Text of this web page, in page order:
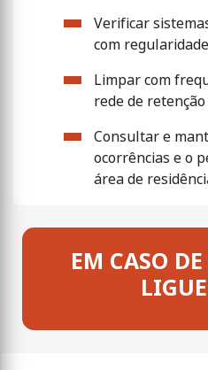
Verificar
com
Limpar com
rede de
Consultar e
ocorrências e o
área de
EM CASO